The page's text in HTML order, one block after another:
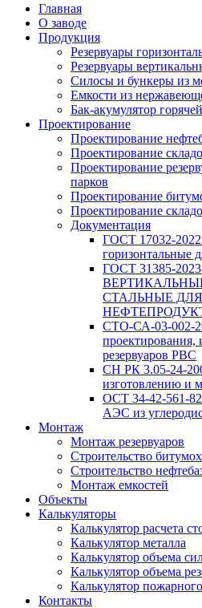
Главная
О заводе
Продукция
Резервуары
Резервуары
Силосы и бункеры из
Емкости из
Бак-акумулятор
Проектирование
Проектирование
Проектирование
Проектирование
парков
Проектирование
Проектирование
Документация
ГОСТ 17032-2022
горизонтальные
ГОСТ 31385-
СТАЛЬНЫЕ
СТО-СА-03-002-
проектирования,
резервуаров РВС
СН РК 3.05-24-
изготовлению и
ОСТ 34-42-561-
АЭС из
Монтаж
Монтаж резервуаров
Строительство
Строительство
Монтаж емкостей
Объекты
Калькуляторы
Калькулятор расчета
Калькулятор металла
Калькулятор объема
Калькулятор объема
Калькулятор
Контакты